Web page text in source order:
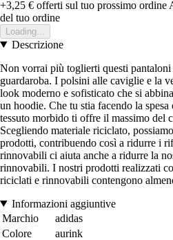
+3,25 € offerti sul tuo prossimo ordine
del tuo ordine
Loading...
Descrizione
Non vorrai più toglierti questi pantaloni
guardaroba. I polsini alle caviglie e la
look moderno e sofisticato che si
un hoodie. Che tu stia facendo la
tessuto morbido ti offre il massimo del
Scegliendo materiale riciclato,
prodotti, contribuendo così a ridurre i
rinnovabili ci aiuta anche a ridurre la
rinnovabili. I nostri prodotti realizzati
riciclati e rinnovabili contengono
Informazioni aggiuntive
Marchio
adidas
Colore
aurink